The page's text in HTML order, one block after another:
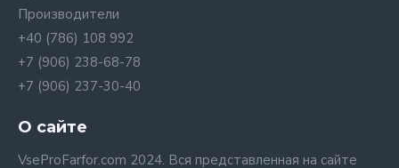
Производители
+40 (786) 108 992
+7 (906) 238-68-78
+7 (906) 237-30-40
О сайте
VseProFarfor.com 2024. Вся представленная на сайте